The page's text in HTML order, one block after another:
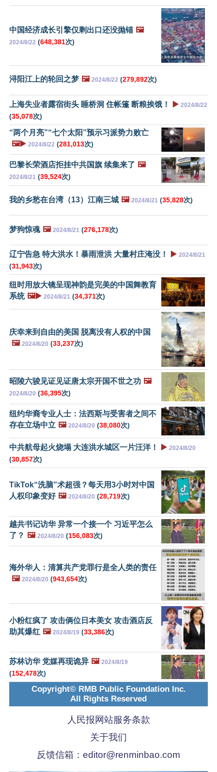
中国经济成长引擎仅剩出口还没抛锚 🖼️
2024/8/22 (648,381次)
浔阳江上的轮回之梦 🖼️ 2024/8/22 (279,892次)
上海失业者露宿街头 睡桥洞 住帐篷 断粮挨饿！ ▶️ 2024/8/22
(35,078次)
“两个月亮”“七个太阳”预示习派势力败亡
🖼️▶️ 2024/8/22 (281,013次)
巴黎长荣酒店拒挂中共国旗 续集来了 🖼️
2024/8/21 (39,524次)
我的乡愁在台湾（13）江南三城 🖼️ 2024/8/21 (35,828次)
梦狗惊魂 🖼️ 2024/8/21 (276,178次)
辽宁告急 特大洪水！暴雨泄洪 大量村庄淹没！ ▶️ 2024/8/21
(31,943次)
纽时用放大镜呈现神韵是完美的中国舞教育
系统 🖼️▶️ 2024/8/21 (34,371次)
庆幸来到自由的美国 脱离没有人权的中国
🖼️ 2024/8/20 (33,237次)
昭陵六骏见证见证唐太宗开国不世之功 🖼️
2024/8/20 (36,395次)
纽约华裔专业人士：法西斯与受害者之间不
存在立场中立 🖼️ 2024/8/20 (38,080次)
中共航母起火烧塌 大连洪水城区一片汪洋！ ▶️ 2024/8/20
(30,857次)
TikTok“洗脑”术超强？每天用3小时对中国
人权印象变好 🖼️ 2024/8/20 (28,719次)
越共书记访华 异常一个接一个 习近平怎么
了？ 🖼️ 2024/8/20 (156,083次)
海外华人：清算共产党罪行是全人类的责任
🖼️ 2024/8/20 (943,654次)
小粉红疯了 攻击俩位日本美女 攻击酒店反
助其爆红 🖼️ 2024/8/19 (33,386次)
苏林访华 党媒再现诡异 🖼️ 2024/8/19
(152,478次)
Copyright© RMB Public Foundation Inc.
All Rights Reserved
人民报网站服务条款
关于我们
反馈信箱： editor@renminbao.com